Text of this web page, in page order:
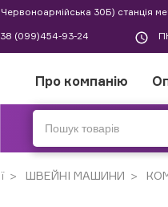
30Б)
(099)454-93-24
Про компанію
ШВЕЙНІ МАШИНИ